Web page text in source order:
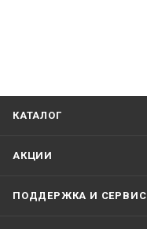
КАТАЛОГ
АКЦИИ
ПОДДЕРЖКА И СЕРВИС